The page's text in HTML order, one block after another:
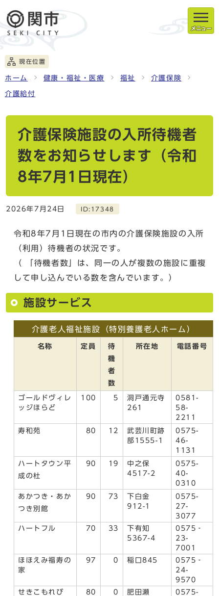
メニュー
現在位置
ホーム 健康・福祉・医療 福祉 介護保険
介護給付
介護保険施設の入所待機者
数をお知らせします（令和
8年7月1日現在）
2026年7月24日 ID:17348
令和8年7月1日現在の市内の介護保険施設の入所
（利用）待機者の状況です。
（ 「待機者数」は、同一の人が複数の施設に重複
して申し込んでいる数を含んでいます。）
施設サービス
介護老人福祉施設（特別養護老人ホーム）
名称 定員
待
機
者
数
所在地 電話番号
ゴールドヴィレ
ッジほらど
100 5
洞戸通元寺
261
0581-
58-
2211
寿和苑
80 12
武芸川町跡
部1555-1
0575-
46-
1131
ハートタウン平
成の杜
90 19
中之保
4517-2
0575-
40-
0310
あかつき・あか
つき別館
90 73
下白金
912-1
0575-
27-
3077
ハートフル
70 33
下有知
5367-4
0575‐
23-
7001
ほほえみ福寿の
家
97 0 稲口845
0575‐
24-
9570
せきこもれび
80 0
肥田瀬
0575-